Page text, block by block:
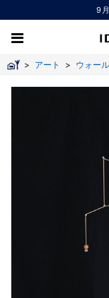
9
> アート > ウォー